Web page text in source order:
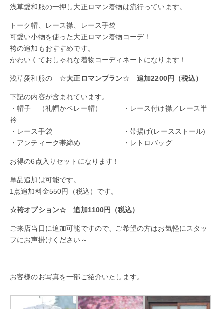
浅草愛和服の一押し大正ロマン着物は流行っています。
トーク帽、レース襟、レース手袋
可愛い小物を使った大正ロマン着物コーデ！
袴の追加もおすすめです。
かわいくておしゃれな着物コーディネートになります！
浅草愛和服の ☆大正ロマンプラン☆ 追加2200円（税込）
下記の内容が含まれています。
・帽子 （礼帽かベレー帽） ・レース付け襟／レース半
衿
・レース手袋 ・帯揚げ(レースストール)
・アンティーク帯締め ・レトロバッグ
お得の6点入りセットになります！
単品追加は可能です。
1点追加料金550円（税込）です。
☆袴オプション☆ 追加1100円（税込）
ご来店当日に追加可能ですので、ご希望の方はお気軽にスタッ
フにお声掛けください～
お客様のお写真を一部ご紹介いたします。